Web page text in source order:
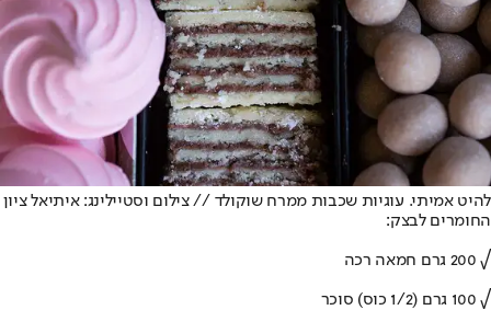
להיט אמיתי. עוגיות שכבות ממרח שוקולד // צילום וסטיילינג: איתיאל ציון
החומרים לבצק:
√ 200 גרם חמאה רכה
√ 100 גרם (1/2 כוס) סוכר